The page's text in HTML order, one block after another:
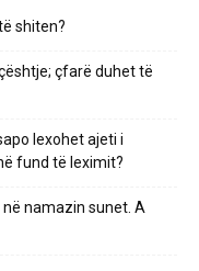
shiten?
çfarë duhet të
lexohet ajeti i
fund të leximit?
në namazin sunet. A